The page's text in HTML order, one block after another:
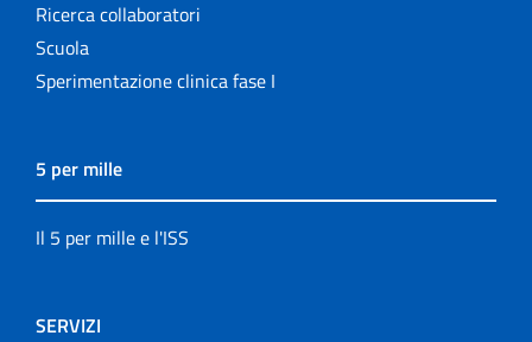
Ricerca collaboratori
Scuola
Sperimentazione clinica fase I
5 per mille
Il 5 per mille e l'ISS
SERVIZI